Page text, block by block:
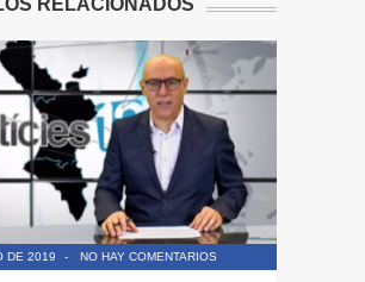
DE 2019 - NO HAY COMENTARIOS